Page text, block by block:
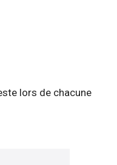
lors de chacune